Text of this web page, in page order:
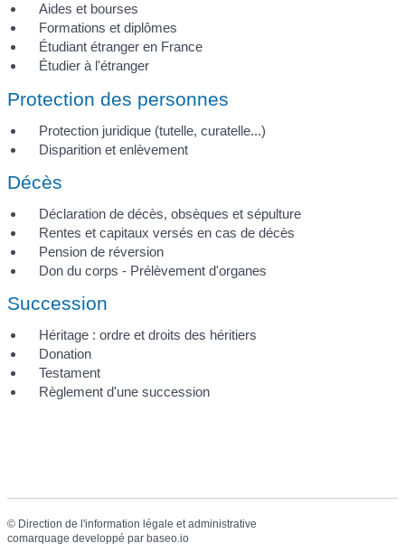
Aides et bourses
Formations et diplômes
Étudiant étranger en France
Étudier à l'étranger
Protection des personnes
Protection juridique (tutelle, curatelle...)
Disparition et enlèvement
Décès
Déclaration de décès, obsèques et sépulture
Rentes et capitaux versés en cas de décès
Pension de réversion
Don du corps - Prélèvement d'organes
Succession
Héritage : ordre et droits des héritiers
Donation
Testament
Règlement d'une succession
© Direction de l'information légale et administrative
comarquage developpé par baseo.io